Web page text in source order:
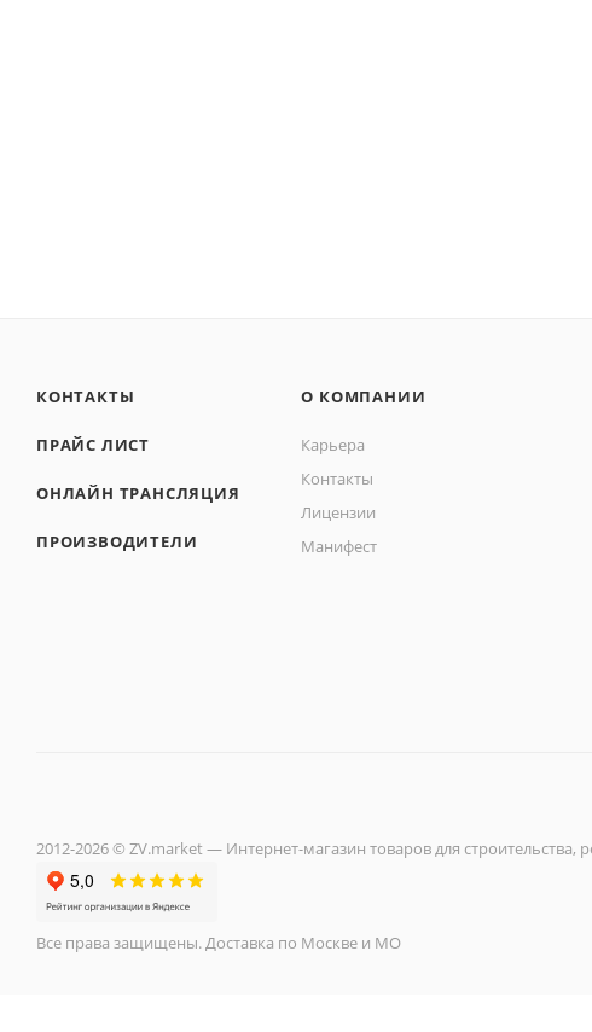
КОНТАКТЫ
ПРАЙС ЛИСТ
ОНЛАЙН ТРАНСЛЯЦИЯ
ПРОИЗВОДИТЕЛИ
О КОМПАНИИ
Карьера
Контакты
Лицензии
Манифест
2012-2026 © ZV.market — Интернет-магазин товаров для строительства,
Все права защищены. Доставка по Москве и МО